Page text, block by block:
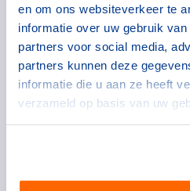
en om ons websiteverkeer te
informatie over uw gebruik
partners voor social media,
partners kunnen deze
informatie die u aan ze heeft
verzameld op basis van uw
Teamfit is een werkwijze
waarmee sportclubs stap
gaan met een gezonder
JOGG-coach kan hierbij